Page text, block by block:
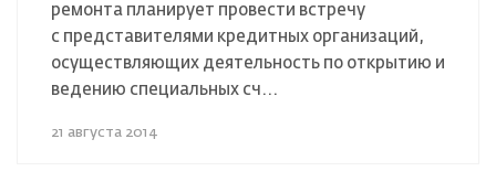
ремонта планирует провести встречу
с представителями кредитных организаций,
осуществляющих деятельность по открытию и
ведению специальных сч...
21 августа 2014